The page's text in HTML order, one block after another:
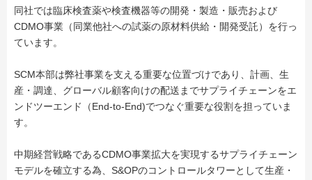
同社では臨床検査薬や検査機器等の開発・製造・販売および
CDMO事業（同業他社への試薬の原材料供給・開発受託）を行っ
ています。
SCM本部は弊社事業を支える重要な位置づけであり、計画、生
産・調達、グローバル顧客向けの配送までサプライチェーンをエ
ンドツーエンド（End-to-End)でつなぐ重要な役割を担っていま
す。
中期経営戦略であるCDMO事業拡大を実現するサプライチェーン
モデルを確立する為、S&OPのコントロールタワーとして生産・